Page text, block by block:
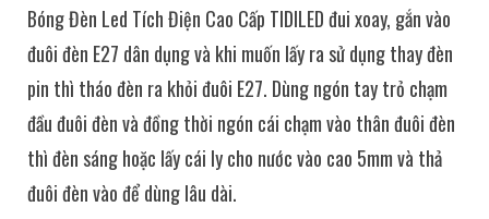
Bóng Đèn Led Tích Điện Cao Cấp TIDILED đui xoay, gắn vào
đuôi đèn E27 dân dụng và khi muốn lấy ra sử dụng thay đèn
pin thì tháo đèn ra khỏi đuôi E27. Dùng ngón tay trỏ chạm
đầu đuôi đèn và đồng thời ngón cái chạm vào thân đuôi đèn
thì đèn sáng hoặc lấy cái ly cho nước vào cao 5mm và thả
đuôi đèn vào để dùng lâu dài.